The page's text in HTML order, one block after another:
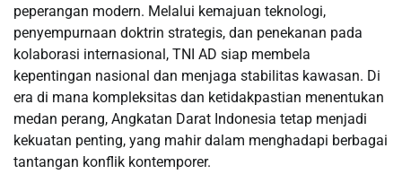
peperangan modern. Melalui kemajuan teknologi,
penyempurnaan doktrin strategis, dan penekanan pada
kolaborasi internasional, TNI AD siap membela
kepentingan nasional dan menjaga stabilitas kawasan. Di
era di mana kompleksitas dan ketidakpastian menentukan
medan perang, Angkatan Darat Indonesia tetap menjadi
kekuatan penting, yang mahir dalam menghadapi berbagai
tantangan konflik kontemporer.